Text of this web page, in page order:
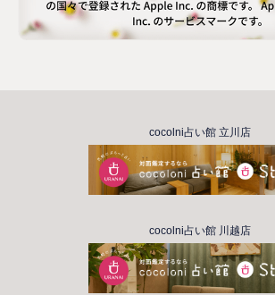
cocolni占い館 立川店
cocolni占い館 川越店